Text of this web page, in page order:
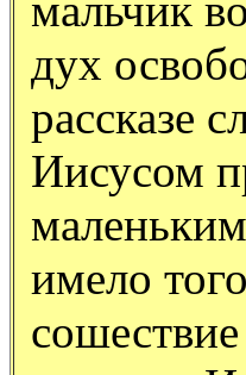
дух
рассказе
Иисусом
имело